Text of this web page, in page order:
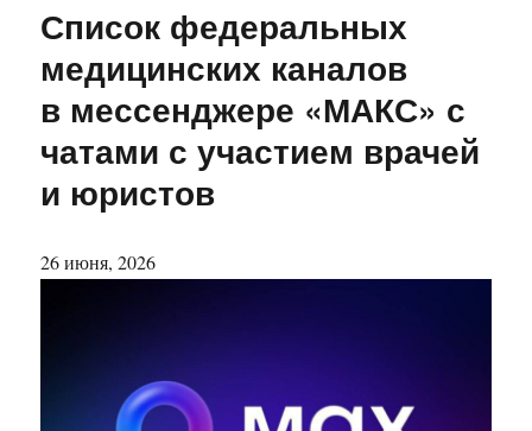
Список федеральных
медицинских каналов
в мессенджере «МАКС» с
чатами с участием врачей
и юристов
26 июня, 2026